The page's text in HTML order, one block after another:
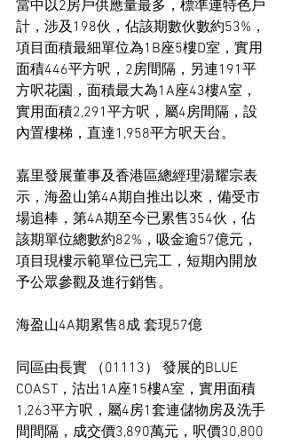
當中以2房戶供應量最多，標準連特色戶
計，涉及198伙，佔該期數伙數約53%，
項目面積最細單位為1B座5樓D室，實用
面積446平方呎，2房間隔，另連191平
方呎花園，面積最大為1A座43樓A室，
實用面積2,291平方呎，屬4房間隔，設
內置樓梯，直達1,958平方呎天台。
嘉里發展董事及香港區總經理湯耀宗表
示，海盈山第4A期自推出以來，備受市
場追棒，第4A期至今已累售354伙，佔
該期單位總數約82%，吸金逾57億元，
項目現樓示範單位已完工，短期內開放
予公眾參觀及進行銷售。
海盈山4A期累售8成 套現57億
同區由長實 （01113） 發展的BLUE
COAST，沽出1A座15樓A室，實用面積
1,263平方呎，屬4房1套連儲物房及洗手
間間隔，成交價3,890萬元，呎價30,800